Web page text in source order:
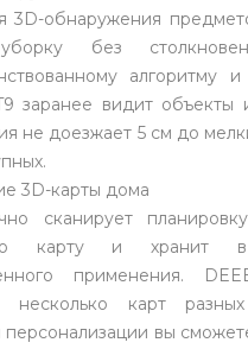
3D-обнаружения
без
алгоритму
заранее видит объекты
не доезжает 5 см до
3D-карты дома
сканирует
карту и хранит
применения.
несколько карт
персонализации вы